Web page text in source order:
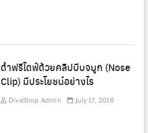
ดำฟรีไดฟ์ด้วยคลิปบีบจมูก (Nose
Clip) มีประโยชน์อย่างไร
DiveShop Admin July 17, 2018